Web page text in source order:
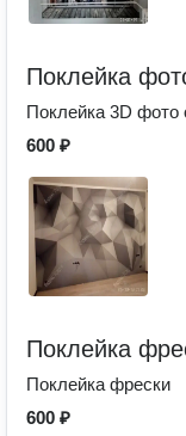
Поклейка
Поклейка 3D фото
600 ₽
Поклейка
Поклейка фрески
600 ₽